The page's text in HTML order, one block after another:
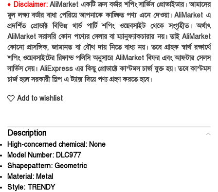
♦ Disclaimer:AliMarket একটি ক্রস বর্ডার শপিং সার্ভিস প্রোভাইডার। আমাদের
মূল লক্ষ্য বর্ডার বাধা পেরিয়ে আপনাকে কাঙ্ক্ষিত পণ্য এনে দেওয়া। AliMarket এ
প্রদর্শিত প্রোডাক্ট বিভিন্ন থার্ড পার্টি শপিং ওয়েবসাইট থেকে সংগৃহীত। অর্থাৎ
AliMarket সরাসরি কোন পণ্যের সেলার বা ম্যানুফ্যাকচারার নয়। তাই AliMarket
কোনো প্রাসঙ্গিক, জামানত বা যৌথ দায় নিতে বাধ্য নয়। তবে গ্রাহক স্বার্থ রক্ষার্থে
শপিং ওয়েবসাইটের রিফান্ড পলিসি অনুসারে AliMarket বিফর এবং আফটার সেলস
সার্ভিস দেয়। AliExpress এর কিছু প্রোডাক্টে কাস্টমস চার্জ যুক্ত হয়। তবে কাস্টমস
চার্জ হলে সরকারী স্লিপ এ ট্যাক্স দিয়ে পণ্য গ্রহণ করতে হবে।
Add to wishlist
Description
High-concerned chemical: None
Model Number: DLC977
Shapepattern: Geometric
Material: Metal
Style: TRENDY